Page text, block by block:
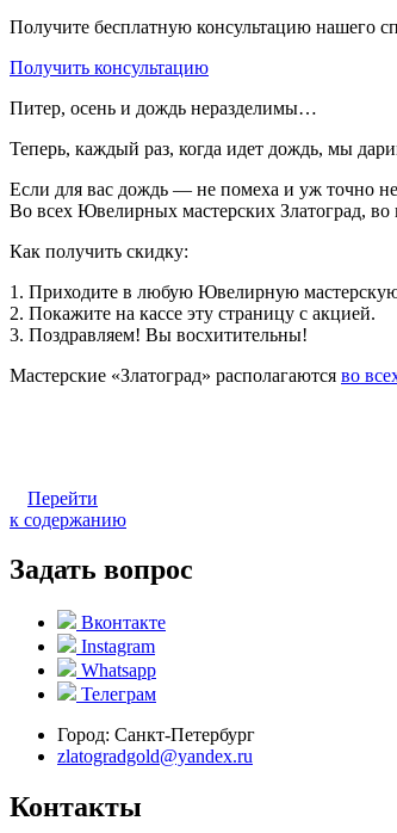
Получите бесплатную консультацию нашего
Получить консультацию
Питер, осень и дождь неразделимы…
Теперь, каждый раз, когда идет дождь, мы
Если для вас дождь — не помеха и уж точно
Во всех Ювелирных мастерских Златоград,
Как получить скидку:
1. Приходите в любую Ювелирную мастерскую
2. Покажите на кассе эту страницу с акцией.
3. Поздравляем! Вы восхитительны!
Мастерские «Златоград» располагаются во
Перейти
к содержанию
Задать вопрос
Вконтакте
Instagram
Whatsapp
Телеграм
Город: Санкт-Петербург
zlatogradgold@yandex.ru
Контакты